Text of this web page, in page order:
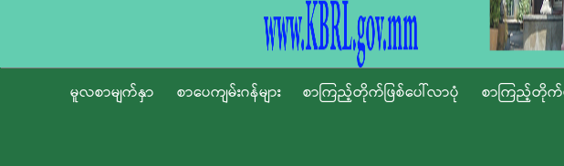
မူလစာမျက်နှာ စာပေကျမ်းဂန်များ စာကြည့်တိုက်ဖြစ်ပေါ်လာပုံ စာကြည့်တိုက်